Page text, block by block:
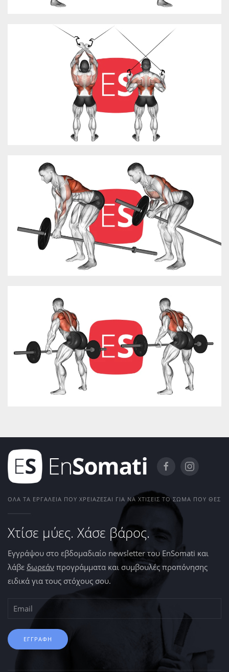
ΌΛΑ ΤΑ ΕΡΓΑΛΕΊΑ ΠΟΥ ΧΡΕΙΆΖΕΣΑΙ ΓΙΑ ΝΑ ΧΤΊΣΕΙΣ ΤΟ ΣΏΜΑ ΠΟΥ ΘΕΣ
Χτίσε μύες. Χάσε βάρος.
Εγγράψου στο εβδομαδιαίο newsletter του EnSomati και
λάβε δωρεάν προγράμματα και συμβουλές προπόνησης
ειδικά για τους στόχους σου.
ΕΓΓΡΑΦΗ